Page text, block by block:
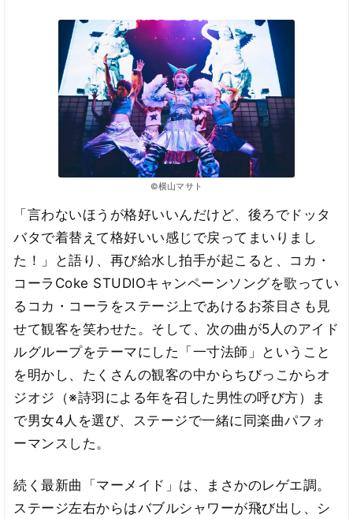
©横山マサト
「言わないほうが格好いいんだけど、後ろでドッタ
バタで着替えて格好いい感じで戻ってまいりまし
た！」と語り、再び給水し拍手が起こると、コカ・
コーラCoke STUDIOキャンペーンソングを歌ってい
るコカ・コーラをステージ上であけるお茶目さも見
せて観客を笑わせた。そして、次の曲が5人のアイド
ルグループをテーマにした「一寸法師」ということ
を明かし、たくさんの観客の中からちびっこからオ
ジオジ（※詩羽による年を召した男性の呼び方）ま
で男女4人を選び、ステージで一緒に同楽曲パフォ
ーマンスした。
続く最新曲「マーメイド」は、まさかのレゲエ調。
ステージ左右からはバブルシャワーが飛び出し、シ